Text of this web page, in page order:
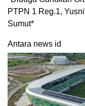
PTPN 1 Reg.1,
Sumut*
Antara news id